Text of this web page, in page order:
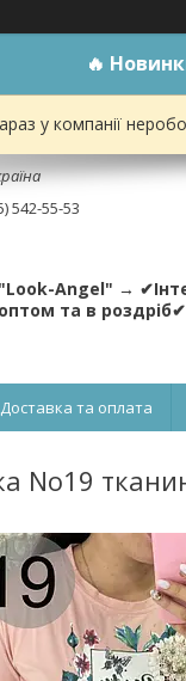
🔥
у компанії
542-55-53
"Look-Angel" →
оптом та в роздріб✔
Доставка та оплата
No19